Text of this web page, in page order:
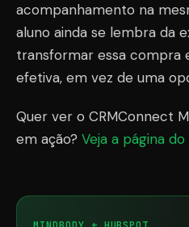
acompanhamento na
aluno ainda se lembra da
transformar essa compra
efetiva, em vez de uma
Quer ver o CRMConnect
em ação? Veja a página